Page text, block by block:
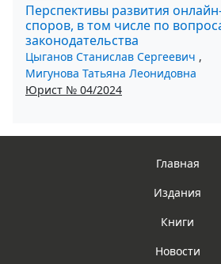
Перспективы развития
споров, в том числе по
законодательства
Цыганов Станислав Сергеевич ,
Мигунова Татьяна Леонидовна
Юрист № 04/2024
Главная
Издания
Книги
Новости